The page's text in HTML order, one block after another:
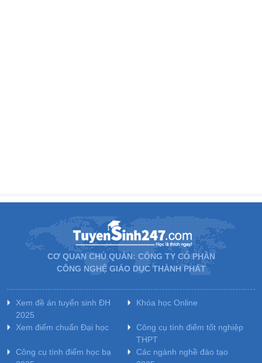
CƠ QUAN CHỦ QUẢN: CÔNG TY CỔ PHẦN
CÔNG NGHỆ GIÁO DỤC THÀNH PHÁT
Xem đề án tuyển sinh ĐH
2025
Khóa học Online
Xem điểm chuẩn Đại học
Công cụ tính điểm tốt nghiệp
THPT
Công cụ tính điểm học bạ
Các ngành nghề đào tạo